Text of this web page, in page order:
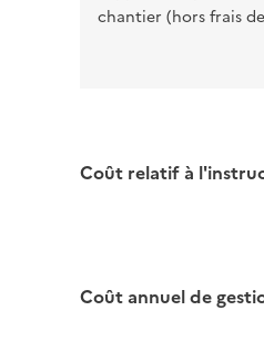
chantier (hors frais
Coût relatif à
Coût annuel de